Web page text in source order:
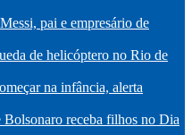
pai e empresário de
de helicóptero no Rio de
na infância, alerta
Bolsonaro receba filhos no Dia